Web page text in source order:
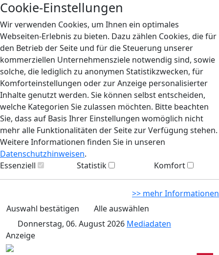
Cookie-Einstellungen
Wir verwenden Cookies, um Ihnen ein optimales
Webseiten-Erlebnis zu bieten. Dazu zählen Cookies, die für
den Betrieb der Seite und für die Steuerung unserer
kommerziellen Unternehmensziele notwendig sind, sowie
solche, die lediglich zu anonymen Statistikzwecken, für
Komforteinstellungen oder zur Anzeige personalisierter
Inhalte genutzt werden. Sie können selbst entscheiden,
welche Kategorien Sie zulassen möchten. Bitte beachten
Sie, dass auf Basis Ihrer Einstellungen womöglich nicht
mehr alle Funktionalitäten der Seite zur Verfügung stehen.
Weitere Informationen finden Sie in unseren
Datenschutzhinweisen.
Essenziell
Statistik Komfort
>> mehr Informationen
Auswahl bestätigen
Alle auswählen
Donnerstag, 06. August 2026 Mediadaten
Anzeige